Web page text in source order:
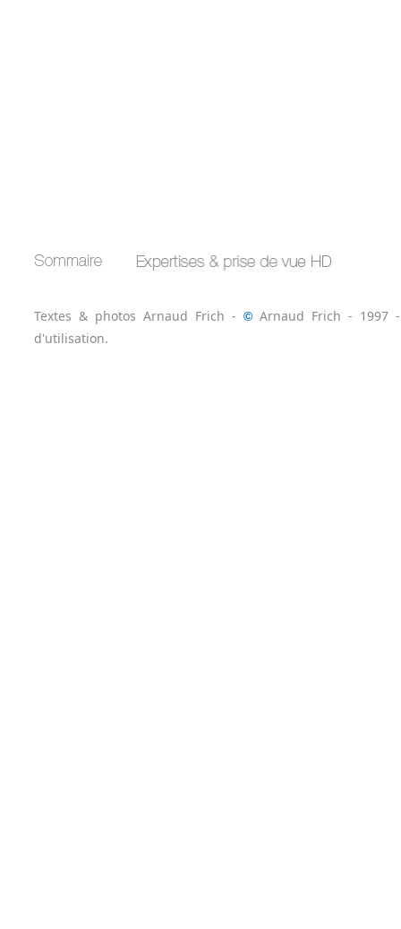
Textes & photos Arnaud Frich - © Arnaud Frich -
d'utilisation.